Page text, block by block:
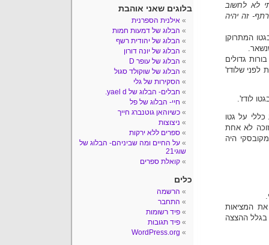
לא לחשוב
זה יהיה
המתרוקן
גדולים
לפני שלודז'
על גטו
לא אחת
היה
המציאות
בגלל ההצצה
בלוגים שאני אוהבת
אילנית הספרנית
הבלוג של דמעות חמות
הבלוג של יהודית רשף
הבלוג של יונה דורון
הבלוג של עופר D
הבלוג של שוקולד סגול
הסקירות של גלי
חבלים- הבלוג של yael d.
חיי- הבלוג של פל
כשיוהאן גוטנברג חייך
ניצוצות
ספרים ללא ירקות
על החיים ומה שביניהם- הבלוג של
שוגי21
קואלת ספרים
כלים
הרשמה
התחבר
פיד רשומות
פיד תגובות
WordPress.org